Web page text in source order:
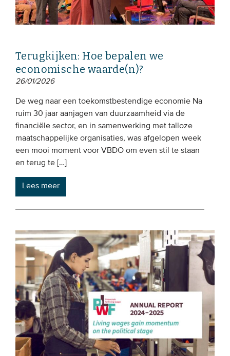
Terugkijken: Hoe bepalen we
economische waarde(n)?
26/01/2026
De weg naar een toekomstbestendige economie Na
ruim 30 jaar aanjagen van duurzaamheid via de
financiële sector, en in samenwerking met talloze
maatschappelijke organisaties, was afgelopen week
een mooi moment voor VBDO om even stil te staan
en terug te […]
Lees meer